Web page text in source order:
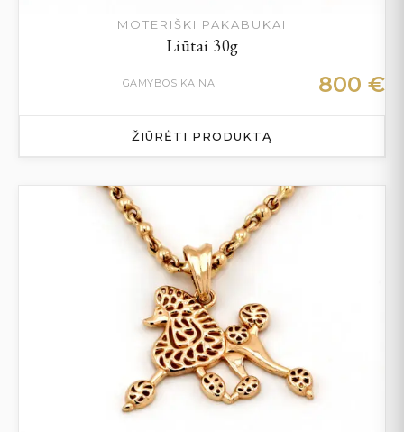
MOTERIŠKI PAKABUKAI
Liūtai 30g
GAMYBOS KAINA 800 €
ŽIŪRĖTI PRODUKTĄ